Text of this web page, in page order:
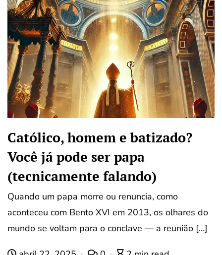
Católico, homem e batizado?
Você já pode ser papa
(tecnicamente falando)
Quando um papa morre ou renuncia, como
aconteceu com Bento XVI em 2013, os olhares do
mundo se voltam para o conclave — a reunião […]